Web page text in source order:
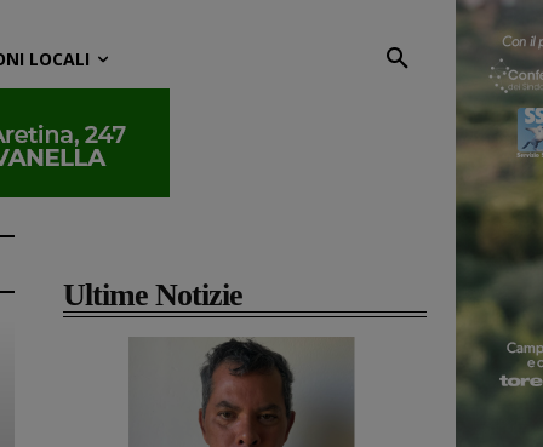
LOCALI
Ultime Notizie